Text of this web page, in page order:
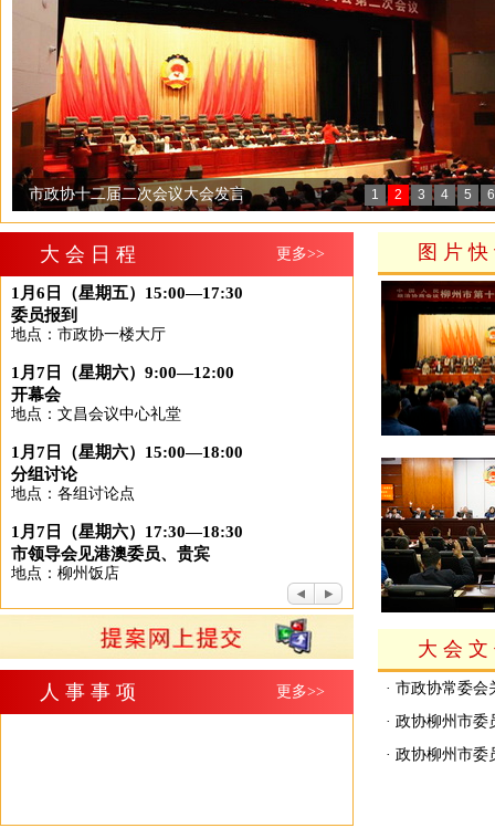
市政协十二届二次会议大会发言
政协柳州市第十二届委员会常务委员会第三次...
市政协为贫困户在校大学生捐资助学
1月6日下午委员报到
政协柳州市第十二届委员会常务委员会举行第...
1 2 3 4 5 6
大会日程 更多>>
1月6日（星期五）15:00—17:30
委员报到
地点：市政协一楼大厅
1月7日（星期六）9:00—12:00
开幕会
地点：文昌会议中心礼堂
1月7日（星期六）15:00—18:00
分组讨论
地点：各组讨论点
1月7日（星期六）17:30—18:30
市领导会见港澳委员、贵宾
地点：柳州饭店
人事事项 更多>>
图片
大会
· 市政协常委
· 政协柳州市
· 政协柳州市